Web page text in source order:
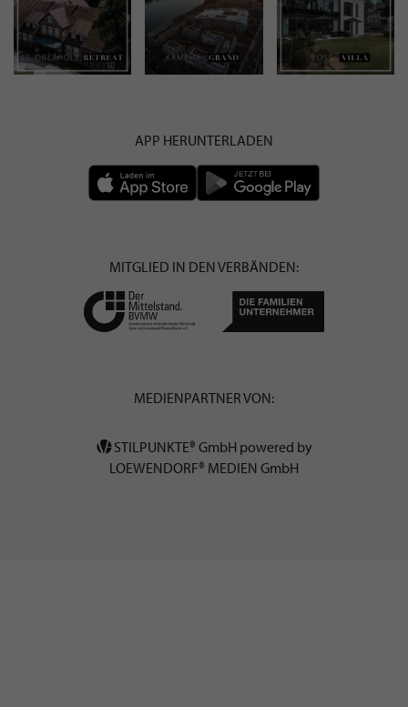
APP HERUNTERLADEN
MITGLIED IN DEN VERBÄNDEN:
MEDIENPARTNER VON:
STILPUNKTE® GmbH powered by
LOEWENDORF® MEDIEN GmbH